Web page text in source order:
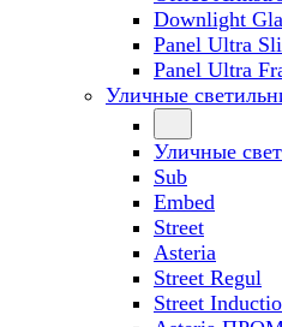
Downlight
Panel Ultra
Panel Ultra
Уличные
Уличные
Sub
Embed
Street
Asteria
Street Regul
Street